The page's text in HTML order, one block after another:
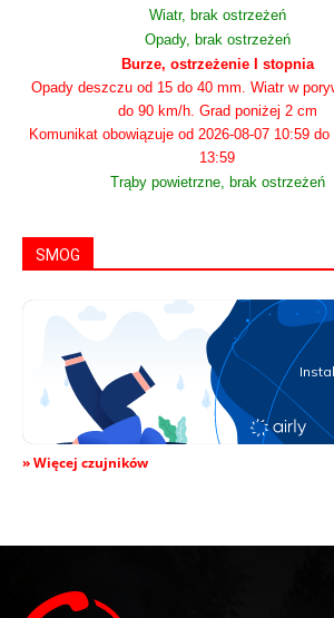
Wiatr, brak ostrzeżeń
Opady, brak ostrzeżeń
Burze, ostrzeżenie I stopnia
Opady deszczu od 15 do 40 mm. Wiatr w
do 90 km/h. Grad poniżej 2 cm
Komunikat obowiązuje od 2026-08-07 10:59 do
13:59
Trąby powietrzne, brak ostrzeżeń
SMOG
» Więcej czujników